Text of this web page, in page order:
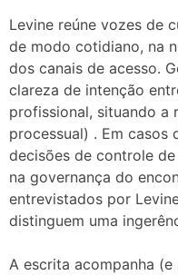
Levine reúne vozes de
de modo cotidiano, na
dos canais de acesso.
clareza de intenção
profissional, situando a
processual) . Em
decisões de controle
na governança do
entrevistados por
distinguem uma
A escrita acompanha